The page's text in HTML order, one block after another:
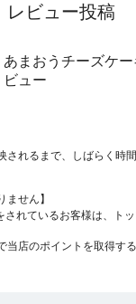
レビュー投稿
あまおうチーズケ
ビュー
されるまで、しばらく時
ません】
れているお客様は、ト
当店のポイントを取得す